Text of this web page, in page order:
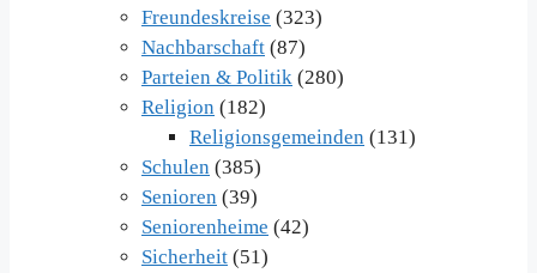
Freundeskreise (323)
Nachbarschaft (87)
Parteien & Politik (280)
Religion (182)
Religionsgemeinden (131)
Schulen (385)
Senioren (39)
Seniorenheime (42)
Sicherheit (51)